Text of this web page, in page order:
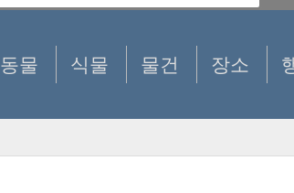
동물 식물 물건 장소